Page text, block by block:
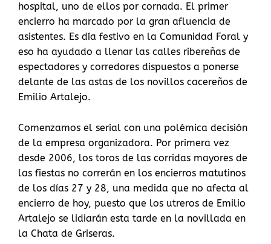
hospital, uno de ellos por cornada. El primer
encierro ha marcado por la gran afluencia de
asistentes. Es día festivo en la Comunidad Foral y
eso ha ayudado a llenar las calles ribereñas de
espectadores y corredores dispuestos a ponerse
delante de las astas de los novillos cacereños de
Emilio Artalejo.
Comenzamos el serial con una polémica decisión
de la empresa organizadora. Por primera vez
desde 2006, los toros de las corridas mayores de
las fiestas no correrán en los encierros matutinos
de los días 27 y 28, una medida que no afecta al
encierro de hoy, puesto que los utreros de Emilio
Artalejo se lidiarán esta tarde en la novillada en
la Chata de Griseras.